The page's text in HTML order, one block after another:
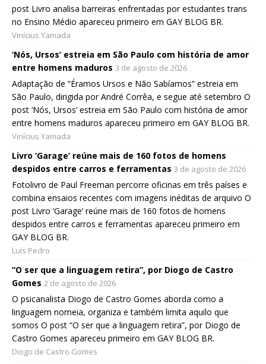
post Livro analisa barreiras enfrentadas por estudantes trans
no Ensino Médio apareceu primeiro em GAY BLOG BR.
Vinícius Yamada
‘Nós, Ursos’ estreia em São Paulo com história de amor
entre homens maduros 3 de agosto de 2026
Adaptação de “Éramos Ursos e Não Sabíamos” estreia em
São Paulo, dirigida por André Corrêa, e segue até setembro O
post ‘Nós, Ursos’ estreia em São Paulo com história de amor
entre homens maduros apareceu primeiro em GAY BLOG BR.
Vinícius Yamada
Livro ‘Garage’ reúne mais de 160 fotos de homens
despidos entre carros e ferramentas 3 de agosto de 2026
Fotolivro de Paul Freeman percorre oficinas em três países e
combina ensaios recentes com imagens inéditas de arquivo O
post Livro ‘Garage’ reúne mais de 160 fotos de homens
despidos entre carros e ferramentas apareceu primeiro em
GAY BLOG BR.
Luís Pedro
“O ser que a linguagem retira”, por Diogo de Castro
Gomes 2 de agosto de 2026
O psicanalista Diogo de Castro Gomes aborda como a
linguagem nomeia, organiza e também limita aquilo que
somos O post “O ser que a linguagem retira”, por Diogo de
Castro Gomes apareceu primeiro em GAY BLOG BR.
Diogo de Castro Gomes